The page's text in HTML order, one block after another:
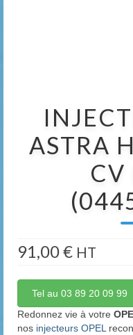
ASTRA
CV
91,00€ HT
Tel au 03 89 20 09 99
Redonnez vie à votre
nos injecteurs OPEL